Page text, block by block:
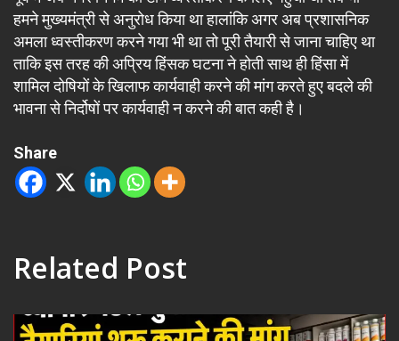
हमने मुख्यमंत्री से अनुरोध किया था हालांकि अगर अब प्रशासनिक
अमला ध्वस्तीकरण करने गया भी था तो पूरी तैयारी से जाना चाहिए था
ताकि इस तरह की अप्रिय हिंसक घटना ने होती साथ ही हिंसा में
शामिल दोषियों के खिलाफ कार्यवाही करने की मांग करते हुए बदले की
भावना से निर्दोषों पर कार्यवाही न करने की बात कही है।
Share
Related Post